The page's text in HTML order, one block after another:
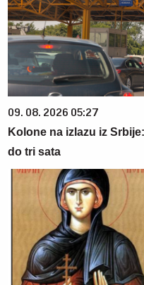
09. 08. 2026 05:27
Kolone na izlazu iz
do tri sata